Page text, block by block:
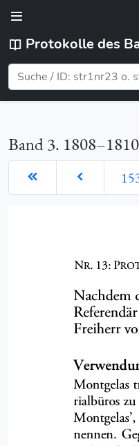
Protokolle des
Band 3. 1808–1810